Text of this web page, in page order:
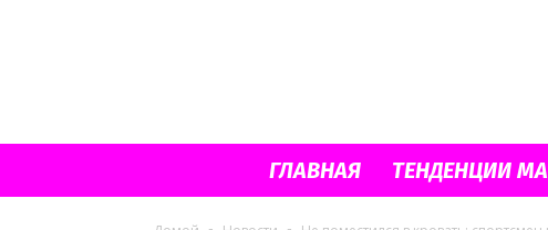
ГЛАВНАЯ ТЕНДЕНЦИИ